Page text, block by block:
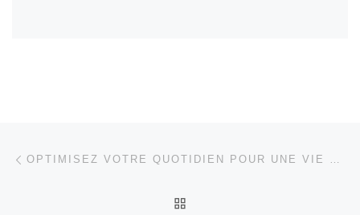
Parcourir les articles OPTIMISEZ VOTRE QUOTIDIEN POUR UNE VIE PLUS EFFICACE ET ÉPANOUIE